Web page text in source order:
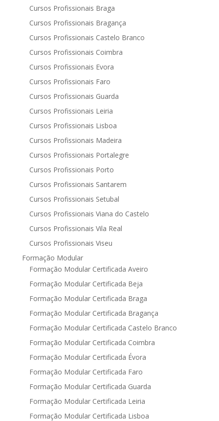
Cursos Profissionais Braga
Cursos Profissionais Bragança
Cursos Profissionais Castelo Branco
Cursos Profissionais Coimbra
Cursos Profissionais Evora
Cursos Profissionais Faro
Cursos Profissionais Guarda
Cursos Profissionais Leiria
Cursos Profissionais Lisboa
Cursos Profissionais Madeira
Cursos Profissionais Portalegre
Cursos Profissionais Porto
Cursos Profissionais Santarem
Cursos Profissionais Setubal
Cursos Profissionais Viana do Castelo
Cursos Profissionais Vila Real
Cursos Profissionais Viseu
Formação Modular
Formação Modular Certificada Aveiro
Formação Modular Certificada Beja
Formação Modular Certificada Braga
Formação Modular Certificada Bragança
Formação Modular Certificada Castelo Branco
Formação Modular Certificada Coimbra
Formação Modular Certificada Évora
Formação Modular Certificada Faro
Formação Modular Certificada Guarda
Formação Modular Certificada Leiria
Formação Modular Certificada Lisboa